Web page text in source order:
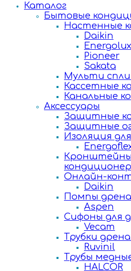
Каталог
Бытовые
Настенные
Daikin
Energolux
Pioneer
Sakata
Мульти
Кассетные
Канальные
Аксессуары
Защитные
Защитные
Изоляция
Кронштейны
Онлайн-
Daikin
Помпы
Aspen
Сифоны для
Vecam
Трубки
Ruvinil
Трубы
HALCOR